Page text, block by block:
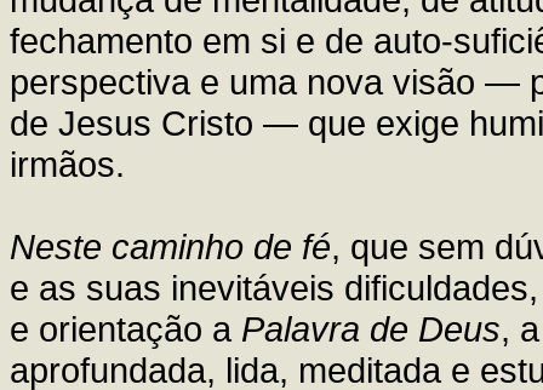
fechamento em si e de auto-
perspectiva e uma nova visão —
de Jesus Cristo — que exige
irmãos.
Neste caminho de fé, que sem
e as suas inevitáveis
e orientação a Palavra de Deus,
aprofundada, lida, meditada e